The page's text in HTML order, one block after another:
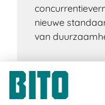
nieuwe
van